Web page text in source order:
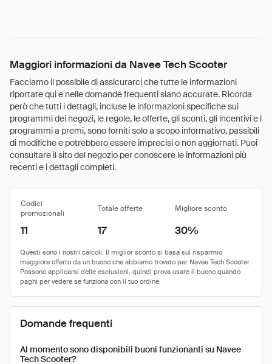
Maggiori informazioni da Navee Tech Scooter
Facciamo il possibile di assicurarci che tutte le informazioni
riportate qui e nelle domande frequenti siano accurate. Ricorda
però che tutti i dettagli, incluse le informazioni specifiche sui
programmi dei negozi, le regole, le offerte, gli sconti, gli incentivi e i
programmi a premi, sono forniti solo a scopo informativo, passibili
di modifiche e potrebbero essere imprecisi o non aggiornati. Puoi
consultare il sito del negozio per conoscere le informazioni più
recenti e i dettagli completi.
Codici
promozionali
Totale offerte Migliore sconto
11 17 30%
Domande frequenti
Al momento sono disponibili buoni funzionanti su Navee
Tech Scooter?